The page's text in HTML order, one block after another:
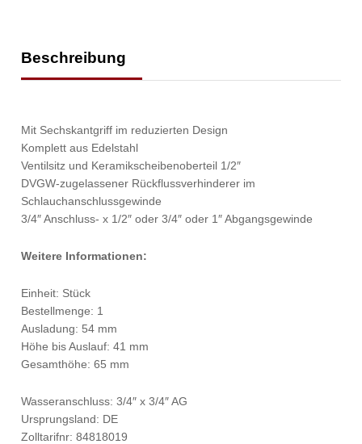
Beschreibung
Mit Sechskantgriff im reduzierten Design
Komplett aus Edelstahl
Ventilsitz und Keramikscheibenoberteil 1/2″
DVGW-zugelassener Rückflussverhinderer im
Schlauchanschlussgewinde
3/4″ Anschluss- x 1/2″ oder 3/4″ oder 1″ Abgangsgewinde
Weitere Informationen:
Einheit: Stück
Bestellmenge: 1
Ausladung: 54 mm
Höhe bis Auslauf: 41 mm
Gesamthöhe: 65 mm
Wasseranschluss: 3/4″ x 3/4″ AG
Ursprungsland: DE
Zolltarifnr: 84818019